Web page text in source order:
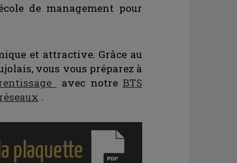
de management pour
et attractive. Grâce au
vous vous préparez à
avec notre BTS
.
plaquette